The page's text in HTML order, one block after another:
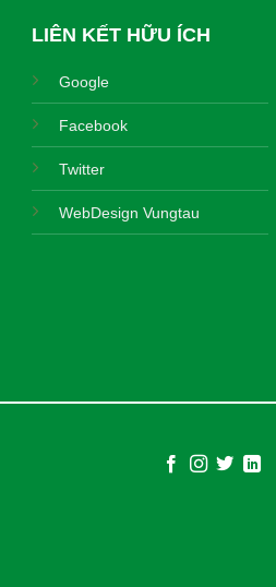
LIÊN KẾT HỮU ÍCH
Google
Facebook
Twitter
WebDesign Vungtau